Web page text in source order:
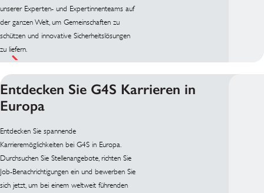
unserer Experten- und Expertinnenteams auf
der ganzen Welt, um Gemeinschaften zu
schützen und innovative Sicherheitslösungen
zu liefern.
Entdecken Sie G4S Karrieren in
Europa
Entdecken Sie spannende
Karrieremöglichkeiten bei G4S in Europa.
Durchsuchen Sie Stellenangebote, richten Sie
Job-Benachrichtigungen ein und bewerben Sie
sich jetzt, um bei einem weltweit führenden